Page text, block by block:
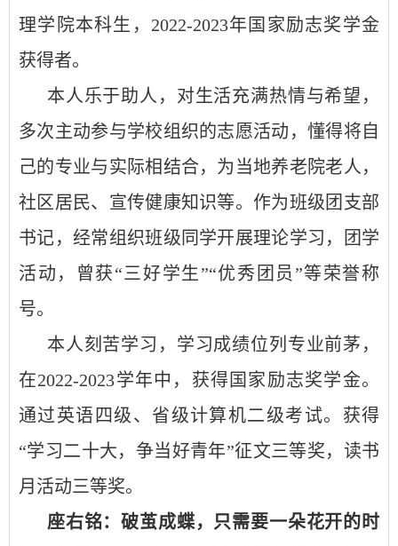
理学院本科生，2022-2023年国家励志奖学金
获得者。
本人乐于助人，对生活充满热情与希望，
多次主动参与学校组织的志愿活动，懂得将自
己的专业与实际相结合，为当地养老院老人，
社区居民、宣传健康知识等。作为班级团支部
书记，经常组织班级同学开展理论学习，团学
活动，曾获“三好学生”“优秀团员”等荣誉称
号。
本人刻苦学习，学习成绩位列专业前茅，
在2022-2023学年中，获得国家励志奖学金。
通过英语四级、省级计算机二级考试。获得
“学习二十大，争当好青年”征文三等奖，读书
月活动三等奖。
座右铭：破茧成蝶，只需要一朵花开的时